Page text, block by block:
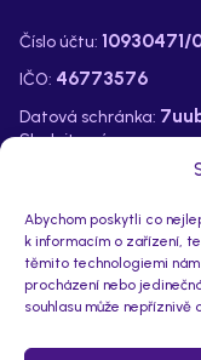
Abychom poskytli co
k informacím o zařízení,
těmito technologiemi
procházení nebo
souhlasu může
Sledujte nás na:
Číslo účtu: 10930471/
IČO: 46773576
Datová schránka: